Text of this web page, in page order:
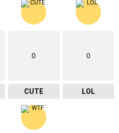
0
CUTE
0
LOL